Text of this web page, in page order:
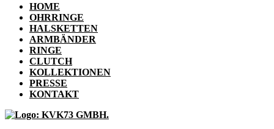
HOME
OHRRINGE
HALSKETTEN
ARMBÄNDER
RINGE
CLUTCH
KOLLEKTIONEN
PRESSE
KONTAKT